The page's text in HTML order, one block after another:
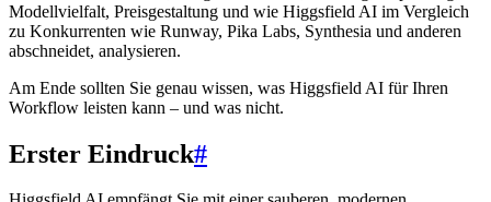
Modellvielfalt, Preisgestaltung und wie Higgsfield AI im Vergleich
zu Konkurrenten wie Runway, Pika Labs, Synthesia und anderen
abschneidet, analysieren.
Am Ende sollten Sie genau wissen, was Higgsfield AI für Ihren
Workflow leisten kann – und was nicht.
Erster Eindruck#